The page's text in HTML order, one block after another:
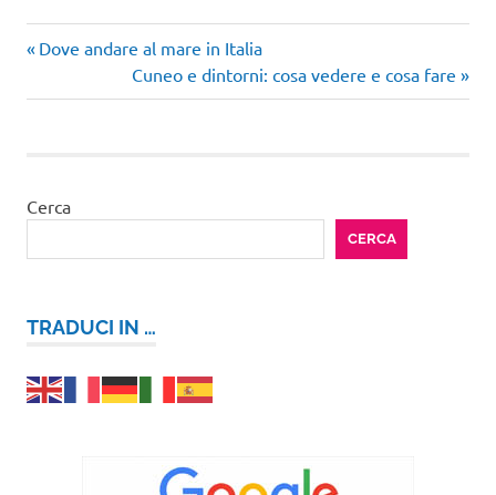
Navigazione
articoli
Articolo
Dove andare al mare in Italia
Articolo
successivo:
Cuneo e dintorni: cosa vedere e cosa fare
Cerca
CERCA
TRADUCI IN …